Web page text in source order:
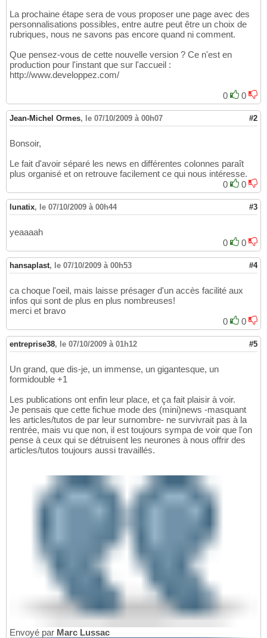
La prochaine étape sera de vous proposer une page avec des
personnalisations possibles, entre autre peut être un choix de
rubriques, nous ne savons pas encore quand ni comment.
Que pensez-vous de cette nouvelle version ? Ce n'est en
production pour l'instant que sur l'accueil :
http://www.developpez.com/
0 0
Jean-Michel Ormes, le 07/10/2009 à 00h07 #2
Bonsoir,
Le fait d'avoir séparé les news en différentes colonnes paraît
plus organisé et on retrouve facilement ce qui nous intéresse.
0
0
lunatix, le 07/10/2009 à 00h44 #3
yeaaaah
0
0
hansaplast, le 07/10/2009 à 00h53 #4
ca choque l'oeil, mais laisse présager d'un accès facilité aux
infos qui sont de plus en plus nombreuses!
merci et bravo
0
0
entreprise38, le 07/10/2009 à 01h12 #5
Un grand, que dis-je, un immense, un gigantesque, un
formidouble +1
Les publications ont enfin leur place, et ça fait plaisir à voir.
Je pensais que cette fichue mode des (mini)news -masquant
les articles/tutos de par leur surnombre- ne survivrait pas à la
rentrée, mais vu que non, il est toujours sympa de voir que l'on
pense à ceux qui se détruisent les neurones à nous offrir des
articles/tutos toujours aussi travaillés.
Envoyé par Marc Lussac